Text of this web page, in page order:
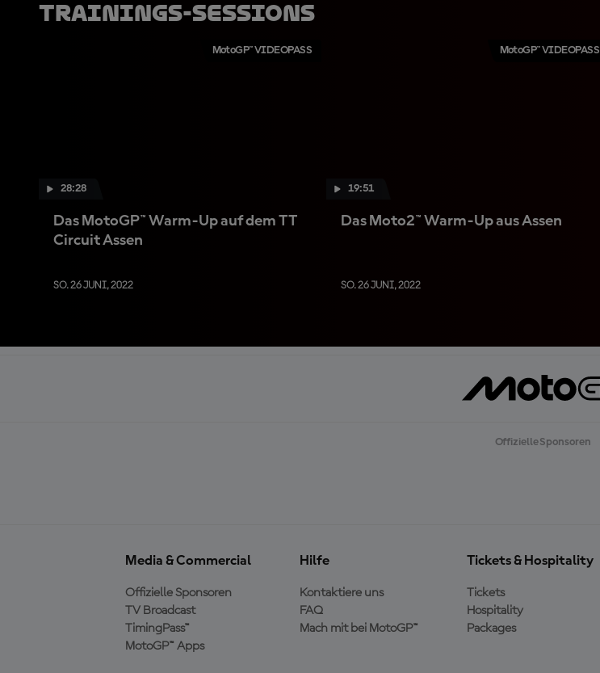
Trainings-Sessions
28:28
MotoGP™ VIDEOPASS
Das MotoGP™ Warm-Up auf dem TT
Circuit Assen
SO. 26 JUNI, 2022
19:51
MotoGP™ VIDEOPASS
Das Moto2™ Warm-Up aus Assen
SO. 26 JUNI, 2022
Offizielle Sponsoren
Media & Commercial
Offizielle Sponsoren
TV Broadcast
TimingPass™
MotoGP™ Apps
Hilfe
Kontaktiere uns
FAQ
Mach mit bei MotoGP™
Tickets & Hospitality
Tickets
Hospitality
Packages